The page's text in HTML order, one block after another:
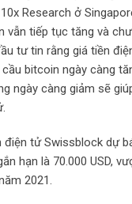
Research ở
vẫn tiếp tục tăng và
tư tin rằng giá tiền
bitcoin ngày càng
ngày càng giảm sẽ
điện tử Swissblock dự
hạn là 70.000 USD,
2021.